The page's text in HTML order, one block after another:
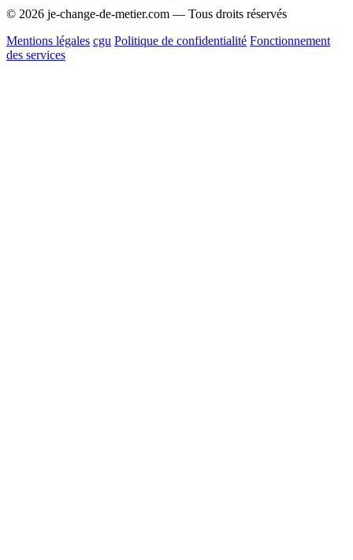
© 2026 je-change-de-metier.com — Tous droits réservés
Mentions légales cgu Politique de confidentialité Fonctionnement
des services